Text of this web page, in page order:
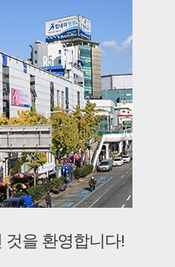
것을 환영합니다!